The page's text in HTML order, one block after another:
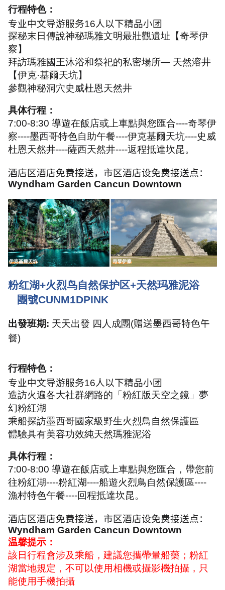
行程特色：
专业中文导游服务16人以下精品小团
探秘末日傳說神秘瑪雅文明最壯觀遺址【奇琴伊
察】
拜訪瑪雅國王沐浴和祭祀的私密場所— 天然溶井
【伊克·基爾天坑】
參觀神秘洞穴史威杜恩天然井
具体行程：
7:00-8:30 導遊在飯店或上車點與您匯合----奇琴伊
察----墨西哥特色自助午餐----伊克基爾天坑----史威
杜恩天然井----薩西天然井----返程抵達坎昆。
酒店区酒店免费接送，市区酒店设免费接送点：
Wyndham Garden Cancun Downtown
粉红湖+火烈鸟自然保护区+天然玛雅泥浴
團號CUNM1DPINK
出發班期: 天天出發 四人成團(赠送墨西哥特色午
餐)
行程特色：
专业中文导游服务16人以下精品小团
造訪火遍各大社群網路的「粉紅版天空之鏡」夢
幻粉紅湖
乘船探訪墨西哥國家級野生火烈鳥自然保護區
體驗具有美容功效純天然瑪雅泥浴
具体行程：
7:00-8:00 導遊在飯店或上車點與您匯合，帶您前
往粉紅湖----粉紅湖----船遊火烈鳥自然保護區----
漁村特色午餐----回程抵達坎昆。
酒店区酒店免费接送，市区酒店设免费接送点：
Wyndham Garden Cancun Downtown
温馨提示：
該日行程會涉及乘船，建議您攜帶暈船藥；粉紅
湖當地規定，不可以使用相機或攝影機拍攝，只
能使用手機拍攝